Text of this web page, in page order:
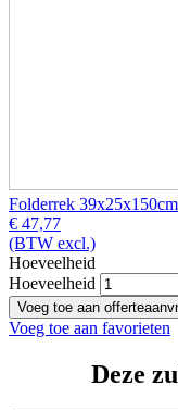
Folderrek
€ 47,77
(BTW excl.)
Hoeveelheid
Hoeveelheid
Voeg toe aan favorieten
Deze